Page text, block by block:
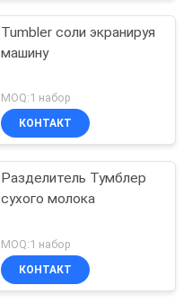
Tumbler соли экранируя
машину
MOQ:1 набор
КОНТАКТ
Разделитель Тумблер
сухого молока
MOQ:1 набор
КОНТАКТ